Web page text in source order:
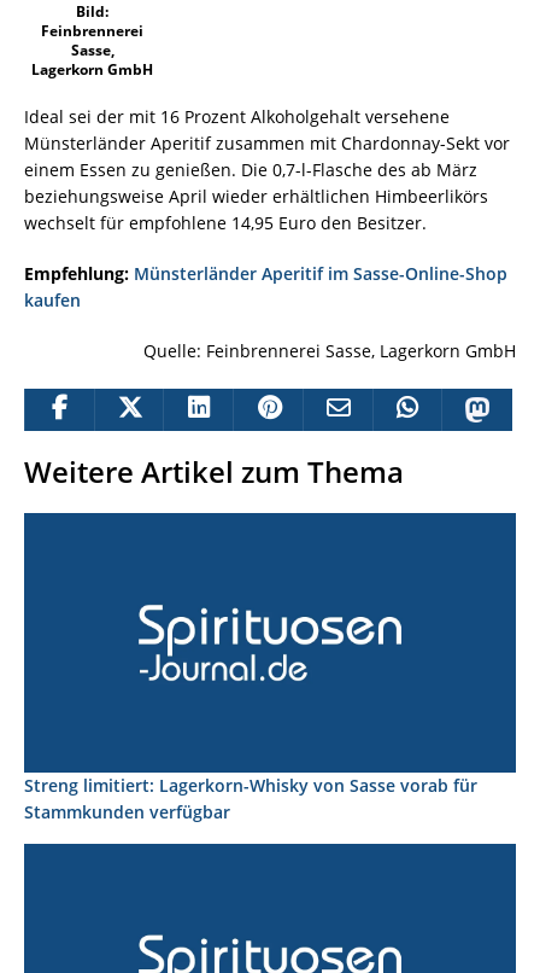
Bild:
Feinbrennerei
Sasse,
Lagerkorn GmbH
Ideal sei der mit 16 Prozent Alkoholgehalt versehene
Münsterländer Aperitif zusammen mit Chardonnay-Sekt vor
einem Essen zu genießen. Die 0,7-l-Flasche des ab März
beziehungsweise April wieder erhältlichen Himbeerlikörs
wechselt für empfohlene 14,95 Euro den Besitzer.
Empfehlung: Münsterländer Aperitif im Sasse-Online-Shop
kaufen
Quelle: Feinbrennerei Sasse, Lagerkorn GmbH
Weitere Artikel zum Thema
Streng limitiert: Lagerkorn-Whisky von Sasse vorab für
Stammkunden verfügbar